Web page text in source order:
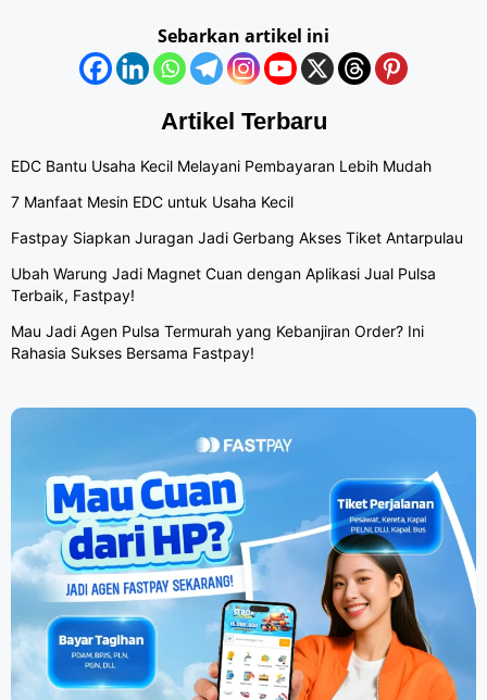
Sebarkan artikel ini
Artikel Terbaru
EDC Bantu Usaha Kecil Melayani Pembayaran Lebih Mudah
7 Manfaat Mesin EDC untuk Usaha Kecil
Fastpay Siapkan Juragan Jadi Gerbang Akses Tiket Antarpulau
Ubah Warung Jadi Magnet Cuan dengan Aplikasi Jual Pulsa
Terbaik, Fastpay!
Mau Jadi Agen Pulsa Termurah yang Kebanjiran Order? Ini
Rahasia Sukses Bersama Fastpay!